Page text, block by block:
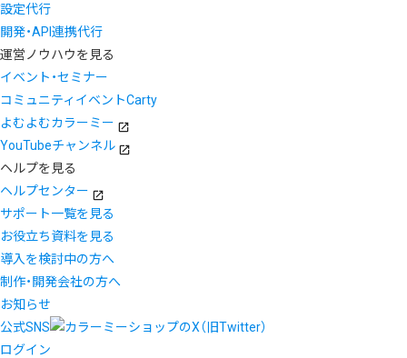
設定代行
開発・API連携代行
運営ノウハウを見る
イベント・セミナー
コミュニティイベントCarty
よむよむカラーミー
YouTubeチャンネル
ヘルプを見る
ヘルプセンター
サポート一覧を見る
お役立ち資料を見る
導入を検討中の方へ
制作・開発会社の方へ
お知らせ
公式SNS
ログイン